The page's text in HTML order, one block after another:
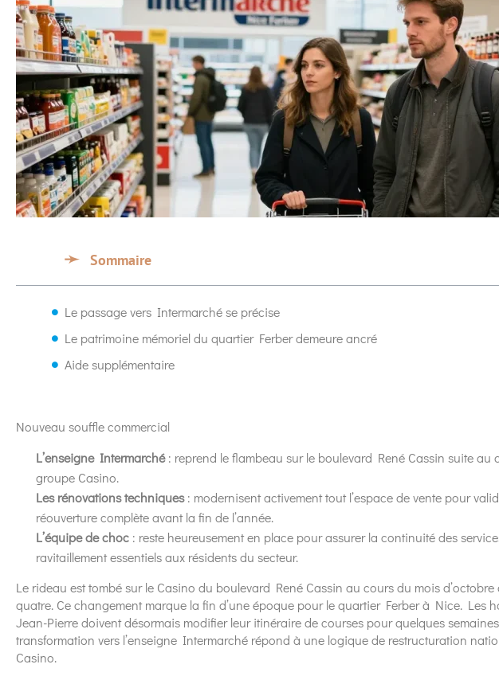
Sommaire
Le passage vers Intermarché se précise
Le patrimoine mémoriel du quartier Ferber demeure ancré
Aide supplémentaire
Nouveau souffle commercial
L’enseigne Intermarché: reprend le flambeau sur le boulevard René Cassin suite au
groupe Casino.
Les rénovations techniques: modernisent activement tout l’espace de vente pour
réouverture complète avant la fin de l’année.
L’équipe de choc : reste heureusement en place pour assurer la continuité des
ravitaillement essentiels aux résidents du secteur.
Le rideau est tombé sur le Casino du boulevard René Cassin au cours du mois d’octobre
quatre. Ce changement marque la fin d’une époque pour le quartier Ferber à Nice. Les
Jean-Pierre doivent désormais modifier leur itinéraire de courses pour quelques
transformation vers l’enseigne Intermarché répond à une logique de restructuration
Casino.